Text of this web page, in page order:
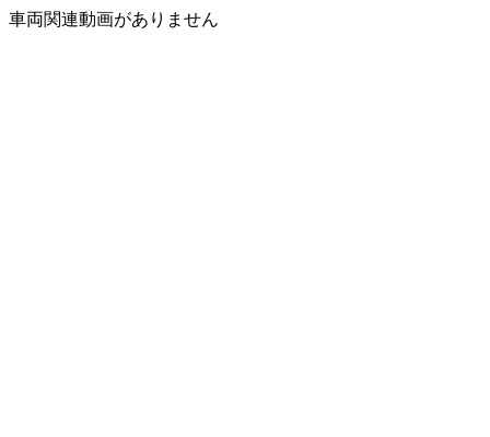
車両関連動画がありません